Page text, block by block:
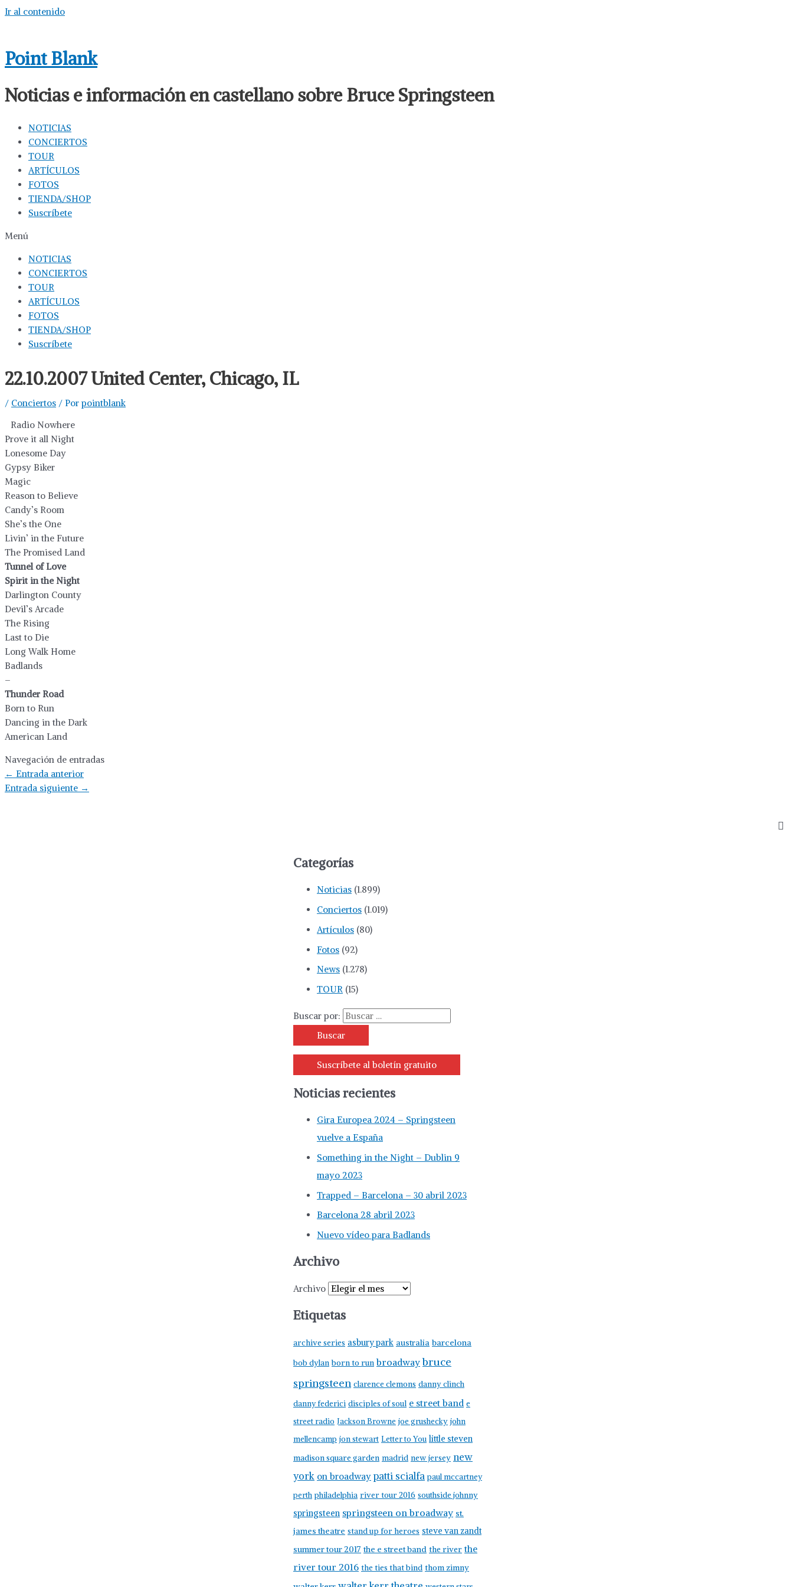
Ir al contenido
Point Blank
Noticias e información en castellano sobre Bruce Springsteen
NOTICIAS
CONCIERTOS
TOUR
ARTÍCULOS
FOTOS
TIENDA/SHOP
Suscríbete
Menú
NOTICIAS
CONCIERTOS
TOUR
ARTÍCULOS
FOTOS
TIENDA/SHOP
Suscríbete
22.10.2007 United Center, Chicago, IL
/ Conciertos / Por pointblank
Radio Nowhere
Prove it all Night
Lonesome Day
Gypsy Biker
Magic
Reason to Believe
Candy’s Room
She’s the One
Livin’ in the Future
The Promised Land
Tunnel of Love
Spirit in the Night
Darlington County
Devil’s Arcade
The Rising
Last to Die
Long Walk Home
Badlands
–
Thunder Road
Born to Run
Dancing in the Dark
American Land
Navegación de entradas
← Entrada anterior
Entrada siguiente →
Categorías
Noticias (1.899)
Conciertos (1.019)
Artículos (80)
Fotos (92)
News (1.278)
TOUR (15)
Buscar por:
Suscríbete al boletín gratuito
Noticias recientes
Gira Europea 2024 – Springsteen
vuelve a España
Something in the Night – Dublin 9
mayo 2023
Trapped – Barcelona – 30 abril 2023
Barcelona 28 abril 2023
Nuevo vídeo para Badlands
Archivo
Archivo
Etiquetas
archive series asbury park australia barcelona
bob dylan born to run broadway bruce
springsteen clarence clemons danny clinch
danny federici disciples of soul e street band e
street radio Jackson Browne joe grushecky john
mellencamp jon stewart Letter to You little steven
madison square garden madrid new jersey new
york on broadway patti scialfa paul mccartney
perth philadelphia river tour 2016 southside johnny
springsteen springsteen on broadway st.
james theatre stand up for heroes steve van zandt
summer tour 2017 the e street band the river the
river tour 2016 the ties that bind thom zimny